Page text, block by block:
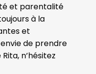
et parentalité
à la
et
de prendre
n’hésitez